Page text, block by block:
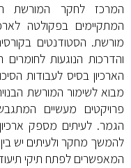
המרכז לחקר המורשת
המתקיימים בפקולטה
מורשת. הסטודנטים
והדרכות הנוגעות
הארכיון בסיס לעבודות
מבוא לשימור המורשת
פרויקטים מעשיים
הגמר. לעיתים מספק
להמשך מחקר ולעיתים יש בין
המאפשרים לפתח תיקי